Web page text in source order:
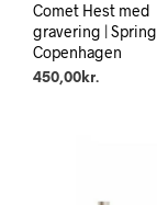
Comet Hest med
gravering | Spring
Copenhagen
450,00 kr.